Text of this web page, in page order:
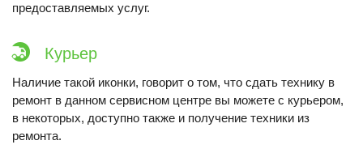
предоставляемых услуг.
Курьер
Наличие такой иконки, говорит о том, что сдать технику в
ремонт в данном сервисном центре вы можете с курьером,
в некоторых, доступно также и получение техники из
ремонта.